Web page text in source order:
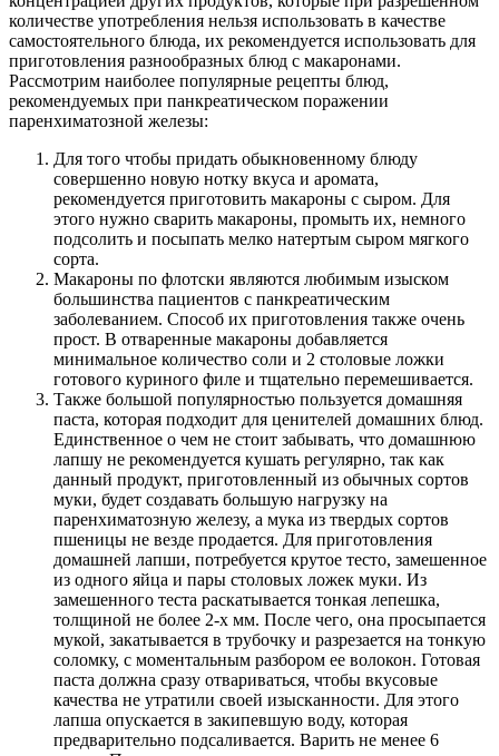
количестве употребления нельзя использовать в качестве
самостоятельного блюда, их рекомендуется использовать для
приготовления разнообразных блюд с макаронами.
Рассмотрим наиболее популярные рецепты блюд,
рекомендуемых при панкреатическом поражении
паренхиматозной железы:
Для того чтобы придать обыкновенному блюду
совершенно новую нотку вкуса и аромата,
рекомендуется приготовить макароны с сыром. Для
этого нужно сварить макароны, промыть их, немного
подсолить и посыпать мелко натертым сыром мягкого
сорта.
Макароны по флотски являются любимым изыском
большинства пациентов с панкреатическим
заболеванием. Способ их приготовления также очень
прост. В отваренные макароны добавляется
минимальное количество соли и 2 столовые ложки
готового куриного филе и тщательно перемешивается.
Также большой популярностью пользуется домашняя
паста, которая подходит для ценителей домашних блюд.
Единственное о чем не стоит забывать, что домашнюю
лапшу не рекомендуется кушать регулярно, так как
данный продукт, приготовленный из обычных сортов
муки, будет создавать большую нагрузку на
паренхиматозную железу, а мука из твердых сортов
пшеницы не везде продается. Для приготовления
домашней лапши, потребуется крутое тесто, замешенное
из одного яйца и пары столовых ложек муки. Из
замешенного теста раскатывается тонкая лепешка,
толщиной не более 2-х мм. После чего, она просыпается
мукой, закатывается в трубочку и разрезается на тонкую
соломку, с моментальным разбором ее волокон. Готовая
паста должна сразу отвариваться, чтобы вкусовые
качества не утратили своей изысканности. Для этого
лапша опускается в закипевшую воду, которая
предварительно подсаливается. Варить не менее 6